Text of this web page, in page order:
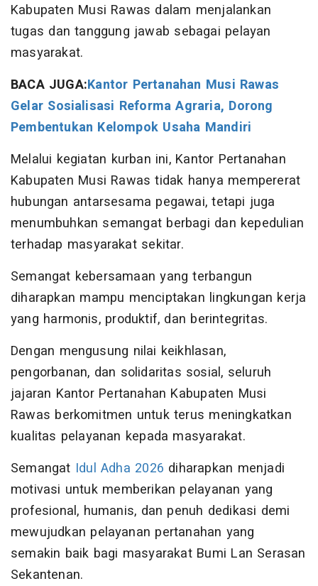
Kabupaten Musi Rawas dalam menjalankan
tugas dan tanggung jawab sebagai pelayan
masyarakat.
BACA JUGA:Kantor Pertanahan Musi Rawas
Gelar Sosialisasi Reforma Agraria, Dorong
Pembentukan Kelompok Usaha Mandiri
Melalui kegiatan kurban ini, Kantor Pertanahan
Kabupaten Musi Rawas tidak hanya mempererat
hubungan antarsesama pegawai, tetapi juga
menumbuhkan semangat berbagi dan kepedulian
terhadap masyarakat sekitar.
Semangat kebersamaan yang terbangun
diharapkan mampu menciptakan lingkungan kerja
yang harmonis, produktif, dan berintegritas.
Dengan mengusung nilai keikhlasan,
pengorbanan, dan solidaritas sosial, seluruh
jajaran Kantor Pertanahan Kabupaten Musi
Rawas berkomitmen untuk terus meningkatkan
kualitas pelayanan kepada masyarakat.
Semangat Idul Adha 2026 diharapkan menjadi
motivasi untuk memberikan pelayanan yang
profesional, humanis, dan penuh dedikasi demi
mewujudkan pelayanan pertanahan yang
semakin baik bagi masyarakat Bumi Lan Serasan
Sekantenan.